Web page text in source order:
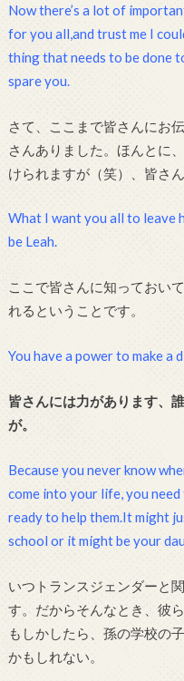
Now there’s a lot of
for you all,and trust me I
thing that needs to be done
spare you.
さて、ここまで皆さんにお
さんありました。ほんとに
けられますが（笑）、皆さ
What I want you all to leave
be Leah.
ここで皆さんに知っておい
れるということです。
You have a power to make a
皆さんには力があります、
が。
Because you never know
come into your life, you
ready to help them.It might
school or it might be your
いつトランスジェンダーと
す。だからそんなとき、彼
もしかしたら、孫の学校の
かもしれない。